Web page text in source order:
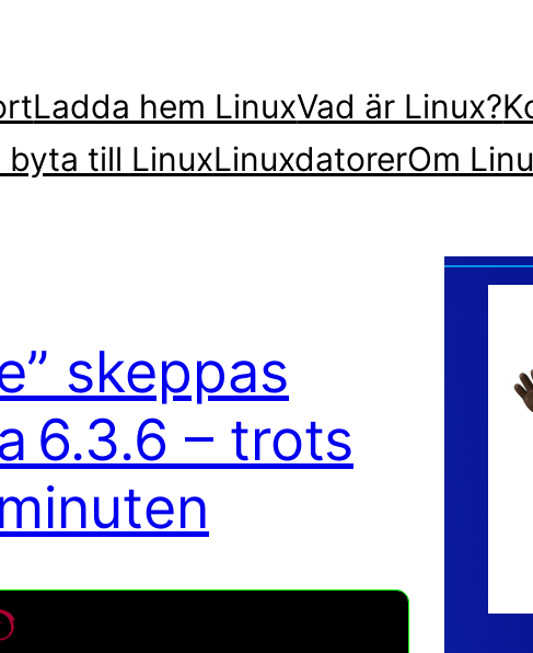
Ladda hem LinuxVad är Linux?
byta till LinuxLinuxdatorerOm
skeppas
6.3.6 – trots